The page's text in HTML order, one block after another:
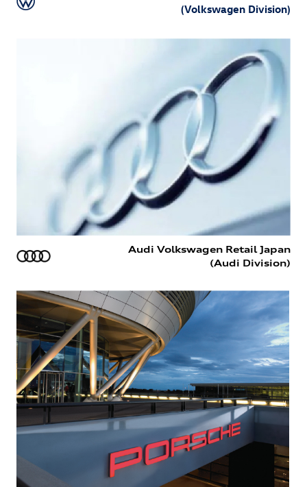
(Volkswagen Division)
Audi Volkswagen Retail Japan
(Audi Division)